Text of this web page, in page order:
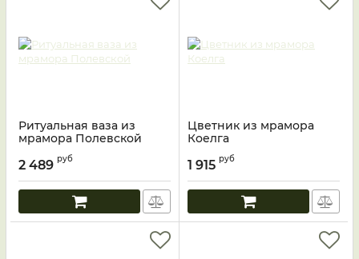
Ритуальная ваза из
мрамора Полевской
2 489 руб
Цветник из мрамора
Коелга
1 915 руб